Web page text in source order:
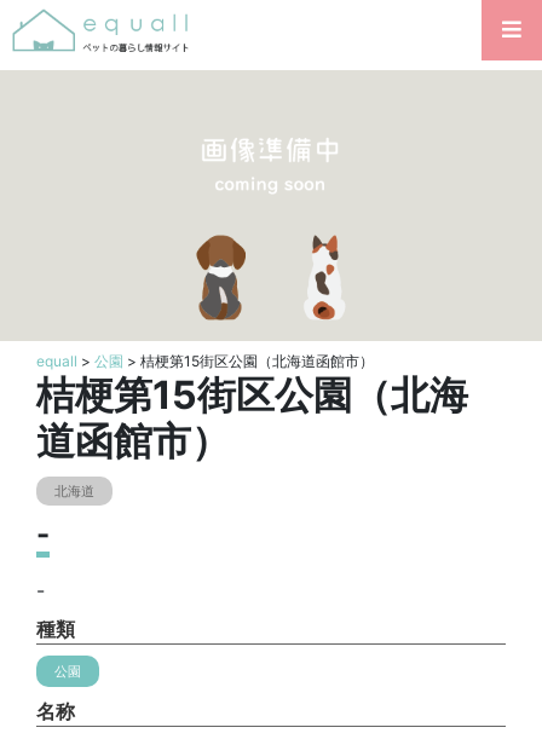
equall > 公園 > 桔梗第15街区公園（北海道函館市）
桔梗第15街区公園（北海
道函館市）
北海道
-
-
種類
公園
名称